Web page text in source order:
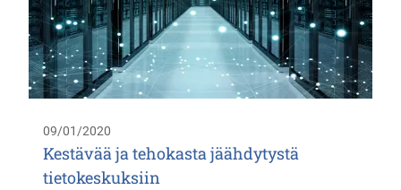
09/01/2020
Kestävää ja tehokasta jäähdytystä
tietokeskuksiin